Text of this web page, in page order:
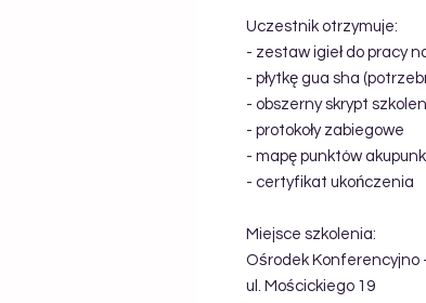
Uczestnik otrzymuje:
- zestaw igieł do pracy
- płytkę gua sha
- obszerny skrypt
- protokoły zabiegowe
- mapę punktów
- certyfikat ukończenia
Miejsce szkolenia:
Ośrodek Konferencyjno
ul. Mościckiego 19